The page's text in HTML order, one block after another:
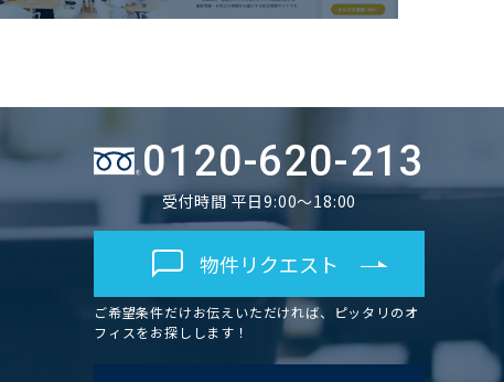
0120-620-213
受付時間 平日9:00～18:00
物件リクエスト
ご希望条件だけお伝えいただければ、ピッタリのオ
フィスをお探しします！